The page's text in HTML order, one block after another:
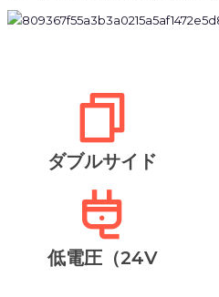
ダブルサイド
低電圧（24V